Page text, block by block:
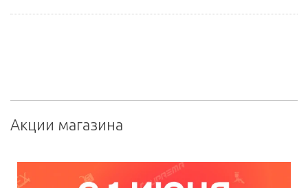
Акции магазина